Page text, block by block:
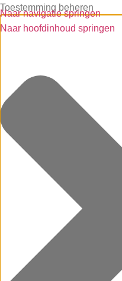
Toestemming beheren
Naar navigatie springen
Naar hoofdinhoud springen